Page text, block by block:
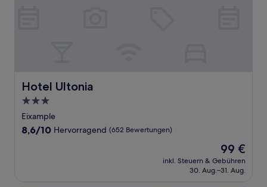
Hotel Ultonia
Hotel Ultonia
3.0-
Sterne-
Unterkunft
Eixample
8.6
8,6/10 Hervorragend (652 Bewertungen)
Der
Preis
beträgt
99 €
inkl. Steuern & Gebühren
30. Aug.–31. Aug.